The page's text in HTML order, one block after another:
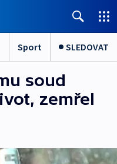
Sport SLEDOVAT
soud
zemřel